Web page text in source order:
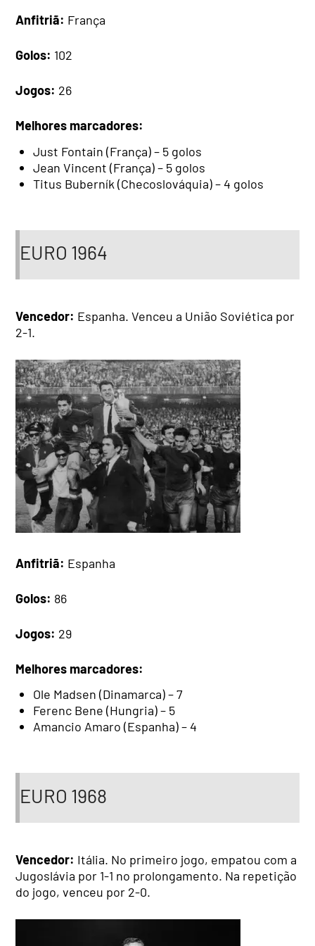
Anfitriã: França
Golos: 102
Jogos: 26
Melhores marcadores:
Just Fontain (França) – 5 golos
Jean Vincent (França) – 5 golos
Titus Buberník (Checoslováquia) – 4 golos
EURO 1964
Vencedor: Espanha. Venceu a União Soviética por
2-1.
Anfitriã: Espanha
Golos: 86
Jogos: 29
Melhores marcadores:
Ole Madsen (Dinamarca) – 7
Ferenc Bene (Hungria) – 5
Amancio Amaro (Espanha) – 4
EURO 1968
Vencedor: Itália. No primeiro jogo, empatou com a
Jugoslávia por 1-1 no prolongamento. Na repetição
do jogo, venceu por 2-0.